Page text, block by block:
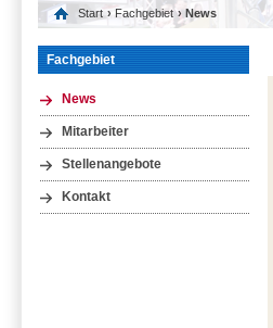
Start › Fachgebiet › News
Fachgebiet
News
Mitarbeiter
Stellenangebote
Kontakt